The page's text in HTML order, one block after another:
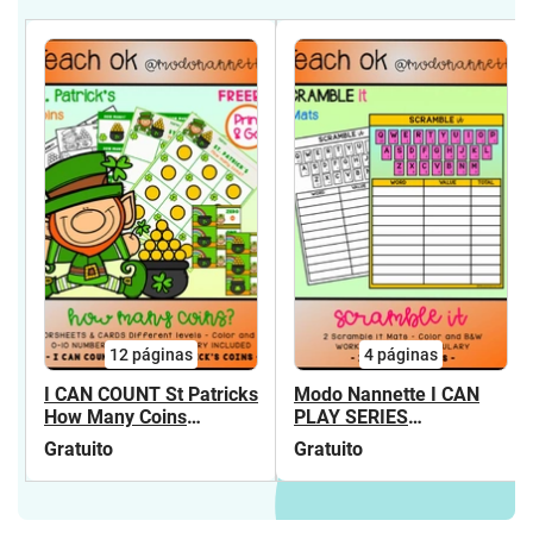
12páginas
I CAN COUNT St Patricks
How Many Coins
FREEBIE FS
Gratuito
4páginas
Modo Nannette I CAN
PLAY SERIES
SCRAMBLE TIME
Gratuito